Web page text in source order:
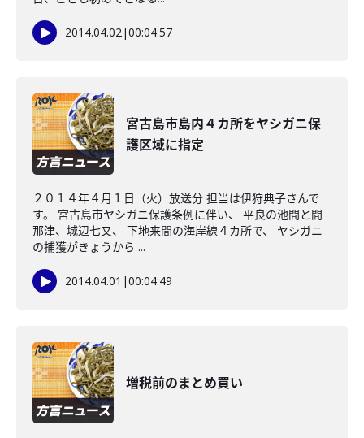
2014.04.02|00:04:57
宮古島市島内４カ所をヤシガニ保
護区域に指定
２０１４年４月１日（火）放送分 担当は伊狩典子さんで
す。 宮古島市ヤシガニ保護条例に伴い、 平良の池間と間
那津、城辺七又、 下地来間の海岸線４カ所で、 ヤシガニ
の捕獲がきょうから ...
2014.04.01 |00:04:49
増税前のまとめ買い